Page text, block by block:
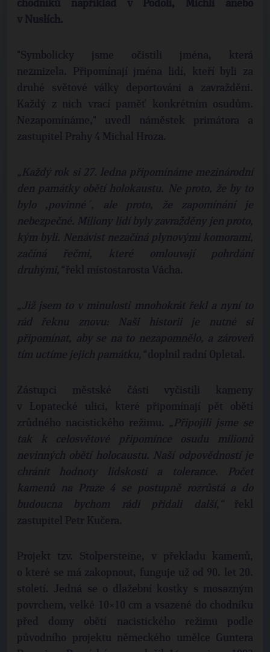
chodníků například v Podolí, Michli anebo
v Nuslích.
"Symbolicky jsme očistili jména, která
nezmizela. Připomínají jména lidí, kteří byli za
druhé světové války deportováni a zavražděni.
Každý z nich vrací paměť konkrétním osudům.
Nezapomínáme," uvedl náměstek primátora a
zastupitel Prahy 4 Michal Hroza.
„Každý rok si 27. ledna připomínáme mezinárodní
den památky obětí holokaustu. Ne proto, že by to
bylo ,povinné´, ale proto, že zapomínání je
nebezpečné. Miliony lidí byly zavražděny jen proto,
kým byli. Nenávist nezačíná plynovými komorami,
začíná řečmi, které omlouvají pohrdání
druhými,“řekl místostarosta Vácha.
„Již jsem to v minulosti mnohokrát řekl a nyní to
rád řeknu znovu: Naši historii je nutné si
připomínat, aby se na to nezapomnělo, a zároveň
tím uctíme jejich památku,“doplnil radní Opletal.
Zástupci městské části vyčistili kameny
v Lopatecké ulici, které připomínají pět obětí
zrůdného nacistického režimu. „Připojili jsme se
tak k celosvětové připomínce osudu milionů
nevinných obětí holocaustu. Naší odpovědností je
chránit hodnoty lidskosti a tolerance. Počet
kamenů na Praze 4 se postupně rozrůstá a do
budoucna bychom rádi přidali další,“řekl
zastupitel Petr Kučera.
Projekt tzv. Stolpersteine, v překladu kamenů,
o které se má zakopnout, funguje už od 90. let 20.
století. Jedná se o dlažební kostky s mosazným
povrchem, velké 10×10 cm a vsazené do chodníku
před domy obětí nacistického režimu podle
původního projektu německého umělce Guntera